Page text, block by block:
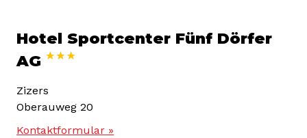
Hotel Sportcenter Fünf Dörfer
AG
Zizers
Oberauweg 20
Kontaktformular »